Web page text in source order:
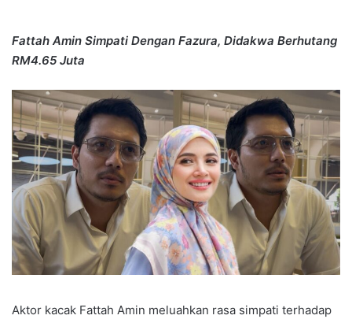
Fattah Amin Simpati Dengan Fazura, Didakwa Berhutang
RM4.65 Juta
Aktor kacak Fattah Amin meluahkan rasa simpati terhadap